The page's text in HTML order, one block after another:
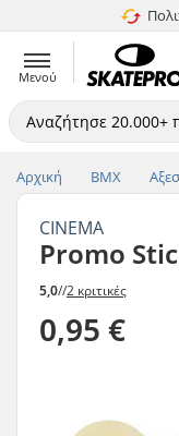
Μενού
Αρχική BMX
CINEMA
Promo
5,0//2 κριτικές
0,95 €